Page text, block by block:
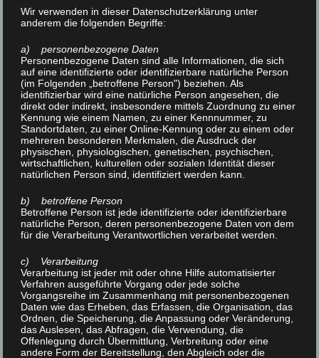
Bindegewebe & Muskulatur durch Dehnungs-,Zug-
und Druckreiz. Die Wirkung erstreckt sich von der
behandelnden Stelle über den gesamten Organismus
aus.
Lymphdrainage
Sie dient vor allem als Ödem- und
Entstauungstherapie ödematöser Körperregionen, wie
Körperstamm & Extremitäten (Arme & Beine), welche
nach Traumata oder Operationen entstehen können.
Elektrotherapie
Ist die Anwendung von Gleich- oder Wechselströmen,
die das betroffene Körperteil durchfließen. Es gibt
verschiedene Stromarten mit deren individuellen
Wirkungen.
Ultraschalltherapie
Wir verwenden in dieser Datenschutzerklärung unter
anderem die folgenden Begriffe:
a) personenbezogene Daten
Personenbezogene Daten sind alle Informationen, die sich
auf eine identifizierte oder identifizierbare natürliche Person
(im Folgenden „betroffene Person") beziehen. Als
identifizierbar wird eine natürliche Person angesehen, die
direkt oder indirekt, insbesondere mittels Zuordnung zu einer
Kennung wie einem Namen, zu einer Kennnummer, zu
Standortdaten, zu einer Online-Kennung oder zu einem oder
mehreren besonderen Merkmalen, die Ausdruck der
physischen, physiologischen, genetischen, psychischen,
wirtschaftlichen, kulturellen oder sozialen Identität dieser
natürlichen Person sind, identifiziert werden kann.
b) betroffene Person
Betroffene Person ist jede identifizierte oder identifizierbare
natürliche Person, deren personenbezogene Daten von dem
für die Verarbeitung Verantwortlichen verarbeitet werden.
c) Verarbeitung
Verarbeitung ist jeder mit oder ohne Hilfe automatisierter
Verfahren ausgeführte Vorgang oder jede solche
Vorgangsreihe im Zusammenhang mit personenbezogenen
Daten wie das Erheben, das Erfassen, die Organisation, das
Ordnen, die Speicherung, die Anpassung oder Veränderung,
das Auslesen, das Abfragen, die Verwendung, die
Offenlegung durch Übermittlung, Verbreitung oder eine
andere Form der Bereitstellung, den Abgleich oder die